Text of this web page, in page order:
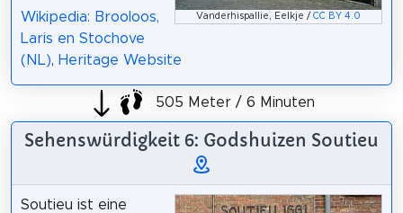
Vanderhispallie, Eelkje /CC BY 4.0
Wikipedia: Brooloos,
Laris en Stochove
(NL), Heritage Website
505 Meter / 6 Minuten
Sehenswürdigkeit 6: Godshuizen Soutieu
Soutieu ist eine